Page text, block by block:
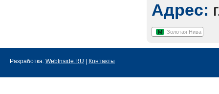
Адрес:
М Золотая Нива
Разработка: WebInside.RU Контакты